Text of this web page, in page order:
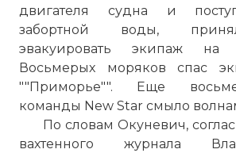
двигателя судна и
забортной воды,
эвакуировать экипаж на
Восьмерых моряков спас
""Приморье"". Еще
команды New Star смыло
По словам Окуневич,
вахтенного журнала